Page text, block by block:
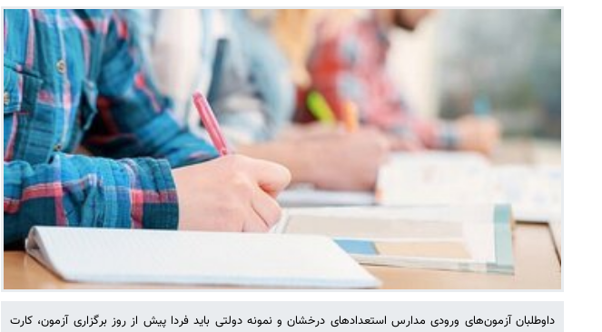
داوطلبان آزمون‌های ورودی مدارس استعدادهای درخشان و نمونه دولتی باید فردا پیش از روز برگزاری آزمون، کارت